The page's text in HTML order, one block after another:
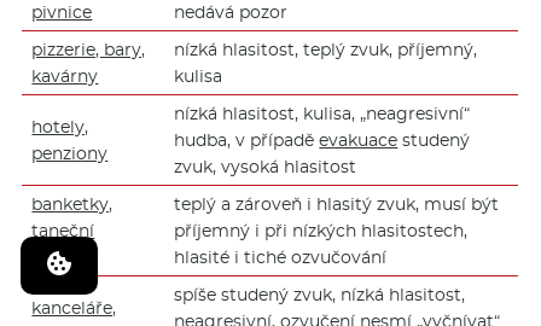
pivnice
nedává pozor
pizzerie, bary,
kavárny
nízká hlasitost, teplý zvuk, příjemný,
kulisa
hotely,
penziony
nízká hlasitost, kulisa, „neagresivní“
hudba, v případěevakuace studený
zvuk, vysoká hlasitost
banketky,
taneční
plochy
teplý a zároveň i hlasitý zvuk, musí být
příjemný i při nízkých hlasitostech,
hlasité i tiché ozvučování
kanceláře,
spíše studený zvuk, nízká hlasitost,
neagresivní, ozvučení nesmí „vyčnívat“